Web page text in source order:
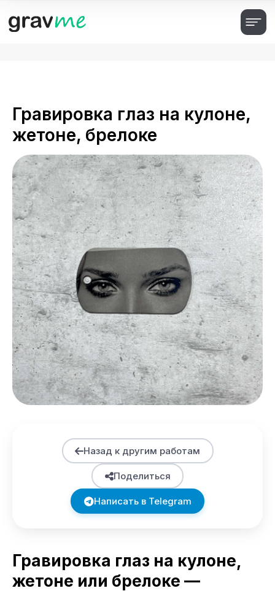
Гравировка глаз на кулоне,
жетоне, брелоке
Назад к другим работам
Поделиться
Написать в Telegram
Гравировка глаз на кулоне,
жетоне или брелоке —